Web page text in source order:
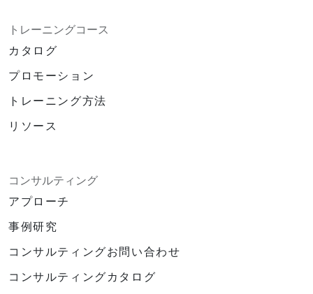
トレーニングコース
カタログ
プロモーション
トレーニング方法
リソース
コンサルティング
アプローチ
事例研究
コンサルティングお問い合わせ
コンサルティングカタログ